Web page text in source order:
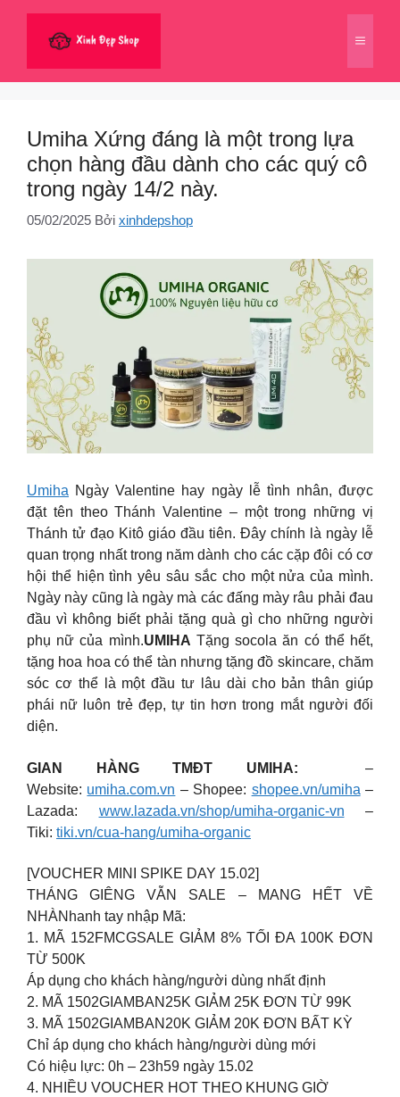
dung
Menu
Umiha Xứng đáng là một trong lựa
chọn hàng đầu dành cho các quý cô
trong ngày 14/2 này.
05/02/2025 Bởi xinhdepshop
Umiha Ngày Valentine hay ngày lễ tình nhân, được
đặt tên theo Thánh Valentine – một trong những vị
Thánh tử đạo Kitô giáo đầu tiên. Đây chính là ngày lễ
quan trọng nhất trong năm dành cho các cặp đôi có cơ
hội thể hiện tình yêu sâu sắc cho một nửa của mình.
Ngày này cũng là ngày mà các đấng mày râu phải đau
đầu vì không biết phải tặng quà gì cho những người
phụ nữ của mình.UMIHA Tặng socola ăn có thể hết,
tặng hoa hoa có thể tàn nhưng tặng đồ skincare, chăm
sóc cơ thể là một đầu tư lâu dài cho bản thân giúp
phái nữ luôn trẻ đẹp, tự tin hơn trong mắt người đối
diện.
GIAN HÀNG TMĐT UMIHA:
–
Website: umiha.com.vn – Shopee: shopee.vn/umiha –
Lazada: www.lazada.vn/shop/umiha-organic-vn –
Tiki: tiki.vn/cua-hang/umiha-organic
[VOUCHER MINI SPIKE DAY 15.02]
THÁNG GIÊNG VẪN SALE – MANG HẾT VỀ
NHÀNhanh tay nhập Mã:
1. MÃ 152FMCGSALE GIẢM 8% TỐI ĐA 100K ĐƠN
TỪ 500K
Áp dụng cho khách hàng/người dùng nhất định
2. MÃ 1502GIAMBAN25K GIẢM 25K ĐƠN TỪ 99K
3. MÃ 1502GIAMBAN20K GIẢM 20K ĐƠN BẤT KỲ
Chỉ áp dụng cho khách hàng/người dùng mới
Có hiệu lực: 0h – 23h59 ngày 15.02
4. NHIỀU VOUCHER HOT THEO KHUNG GIỜ